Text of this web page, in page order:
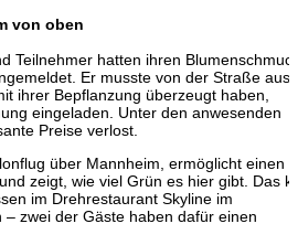
von oben
Teilnehmer hatten ihren
Er musste von der Straße aus
ihrer Bepflanzung überzeugt haben,
eingeladen. Unter den anwesenden
Preise verlost.
über Mannheim, ermöglicht einen
zeigt, wie viel Grün es hier gibt. Das
im Drehrestaurant Skyline im
zwei der Gäste haben dafür einen